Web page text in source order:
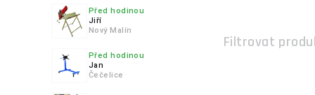
Před hodinou
Jiří
Nový Malín
Před hodinou
Jan
Čečelice
Filtrovat